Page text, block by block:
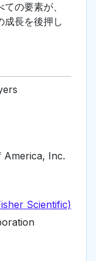
の要素が、
成長を後押し
America, Inc.
Scientific)